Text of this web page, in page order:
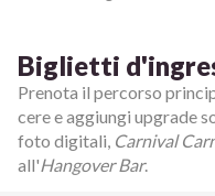
Biglietti
Prenota il percorso
cere e aggiungi upgrade
foto digitali, Carnival
all'Hangover Bar.